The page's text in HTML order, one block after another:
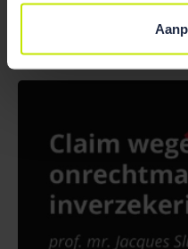
Aslihan Durmus start bij